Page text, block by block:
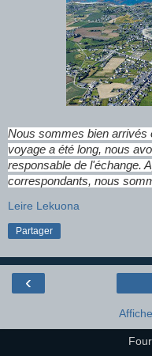
Nous sommes bien arrivés
voyage a été long, nous
responsable de l'échange.
correspondants, nous
Leire Lekuona
Partager
‹